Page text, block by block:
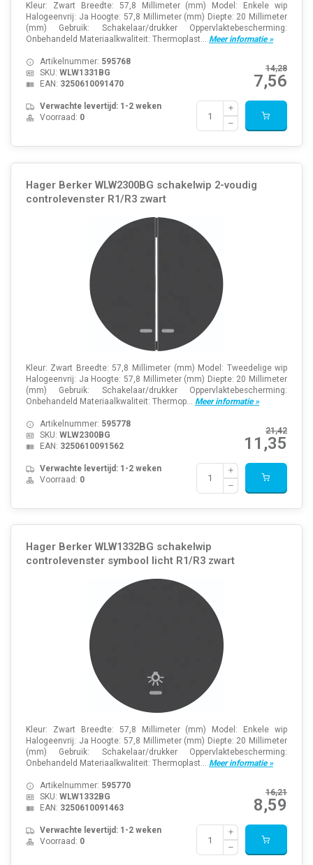
Kleur: Zwart Breedte: 57,8 Millimeter (mm) Model: Enkele wip
Halogeenvrij: Ja Hoogte: 57,8 Millimeter (mm) Diepte: 20 Millimeter
(mm) Gebruik: Schakelaar/drukker Oppervlaktebescherming:
Onbehandeld Materiaalkwaliteit: Thermoplast... Meer informatie »
14,28
7,56
Artikelnummer: 595768
SKU: WLW1331BG
EAN: 3250610091470
Verwachte levertijd: 1-2 weken
Voorraad: 0
Hager Berker WLW2300BG schakelwip 2-voudig
controlevenster R1/R3 zwart
Kleur: Zwart Breedte: 57,8 Millimeter (mm) Model: Tweedelige wip
Halogeenvrij: Ja Hoogte: 57,8 Millimeter (mm) Diepte: 20 Millimeter
(mm) Gebruik: Schakelaar/drukker Oppervlaktebescherming:
Onbehandeld Materiaalkwaliteit: Thermop... Meer informatie »
21,42
11,35
Artikelnummer: 595778
SKU: WLW2300BG
EAN: 3250610091562
Verwachte levertijd: 1-2 weken
Voorraad: 0
Hager Berker WLW1332BG schakelwip
controlevenster symbool licht R1/R3 zwart
Kleur: Zwart Breedte: 57,8 Millimeter (mm) Model: Enkele wip
Halogeenvrij: Ja Hoogte: 57,8 Millimeter (mm) Diepte: 20 Millimeter
(mm) Gebruik: Schakelaar/drukker Oppervlaktebescherming:
Onbehandeld Materiaalkwaliteit: Thermoplast... Meer informatie »
16,21
8,59
Artikelnummer: 595770
SKU: WLW1332BG
EAN: 3250610091463
Verwachte levertijd: 1-2 weken
Voorraad: 0